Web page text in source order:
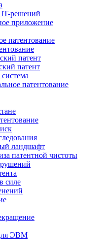
IT-решений
приложение
патентование
патент
патент
система
патентование
ландшафт
патентной чистоты
силе
ЭВМ